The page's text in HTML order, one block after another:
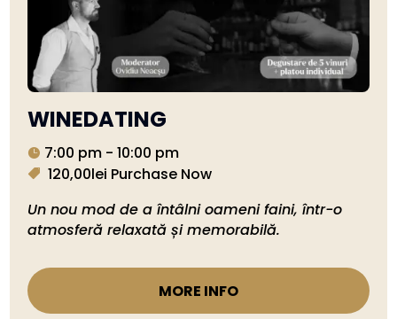
WINEDATING
7:00 pm - 10:00 pm
120,00lei Purchase Now
Un nou mod de a întâlni oameni faini, într-o
MORE INFO